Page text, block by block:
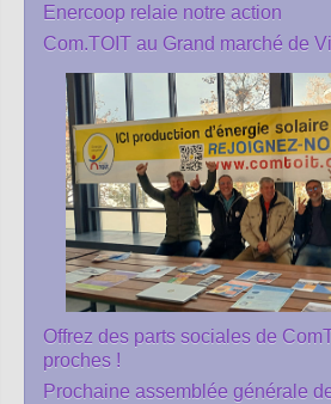
Enercoop relaie notre action
Com.TOIT au Grand marché de
Offrez des parts sociales de
proches !
Prochaine assemblée générale